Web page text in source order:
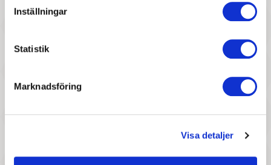
Inställningar
Statistik
Marknadsföring
Visa detaljer
Maileg
Miniland
Skrållan
Docktillbehör
Docksängar